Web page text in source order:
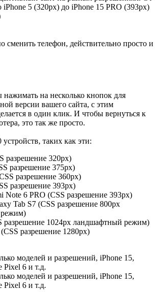
iPhone 5 (320px) до iPhone 15 PRO (393px)
телефон, действительно просто и
нажимать на несколько кнопок для
версии вашего сайта, с этим
в один клик. И чтобы вернуться к
это так же просто.
таких как эти:
разрешение 320px)
разрешение 375px)
разрешение 360px)
разрешение 393px)
Note 6 PRO (CSS разрешение 393px)
Tab S7 (CSS разрешение 800px
разрешение 1024px ландшафтный режим)
разрешение 1280px)